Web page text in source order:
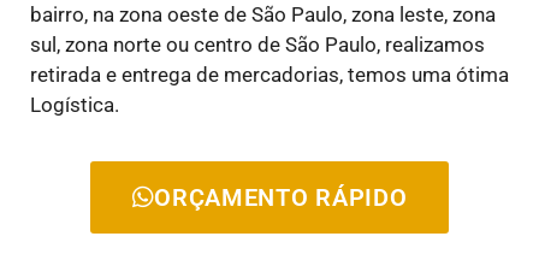
bairro, na zona oeste de São Paulo, zona leste, zona
sul, zona norte ou centro de São Paulo, realizamos
retirada e entrega de mercadorias, temos uma ótima
Logística.
ORÇAMENTO RÁPIDO